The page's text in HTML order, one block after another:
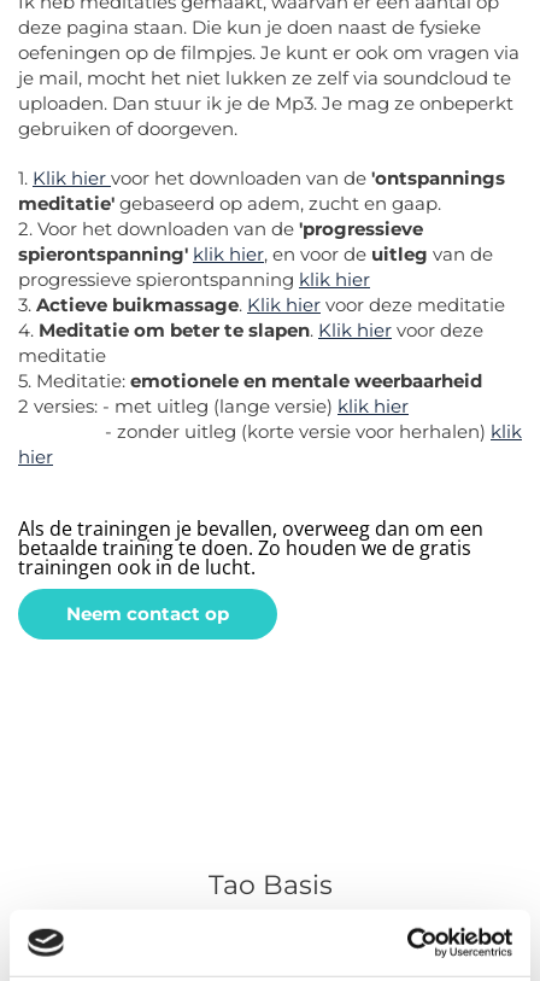
deze pagina staan. Die kun je doen naast de fysieke
oefeningen op de filmpjes. Je kunt er ook om vragen via
je mail, mocht het niet lukken ze zelf via soundcloud te
uploaden. Dan stuur ik je de Mp3. Je mag ze onbeperkt
gebruiken of doorgeven.
1. Klik hier voor het downloaden van de 'ontspannings
meditatie' gebaseerd op adem, zucht en gaap.
2. Voor het downloaden van de 'progressieve
spierontspanning' klik hier, en voor de uitleg van de
progressieve spierontspanning klik hier
3. Actieve buikmassage. Klik hier voor deze meditatie
4. Meditatie om beter te slapen. Klik hier voor deze
meditatie
5. Meditatie: emotionele en mentale weerbaarheid
2 versies: - met uitleg (lange versie) klik hier
- zonder uitleg (korte versie voor herhalen) klik
hier
Als de trainingen je bevallen, overweeg dan om een
betaalde training te doen. Zo houden we de gratis
trainingen ook in de lucht.
Neem contact op
Tao Basis